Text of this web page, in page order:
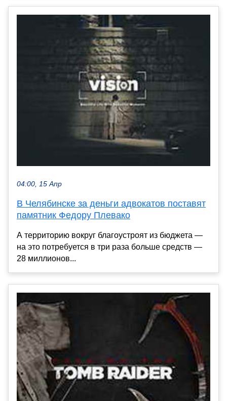
04:00, 15 Апр
В Челябинске за деньги адвокатов поставят
памятник Федору Плевако
А территорию вокруг благоустроят из бюджета —
на это потребуется в три раза больше средств —
28 миллионов...